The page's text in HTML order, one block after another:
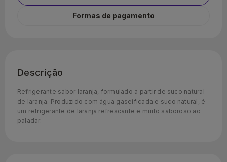
Formas de pagamento
Descrição
Refrigerante sabor laranja, formulado a partir de suco natural
de laranja. Produzido com água gaseificada e suco natural, é
um refrigerante de laranja refrescante e muito saboroso ao
paladar.